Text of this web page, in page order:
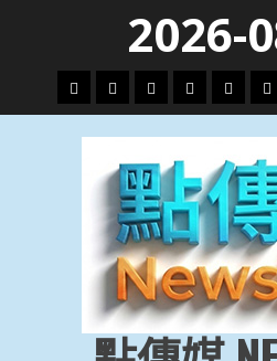
content
2026-
頭
條
財
經
地
方.
會
文
教.
技
專
題
娛